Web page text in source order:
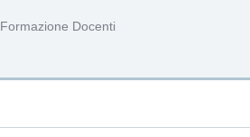
Formazione Docenti